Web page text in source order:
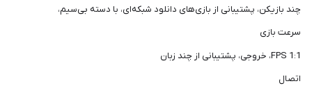
صبر
و
شکیبایی
چند بازیکن، پشتیبانی از بازی‌های دانلود شبکه‌ای، با دسته بی‌سیم،
سرعت بازی
FPS 1:1، خروجی، پشتیبانی از چند زبان
اتصال